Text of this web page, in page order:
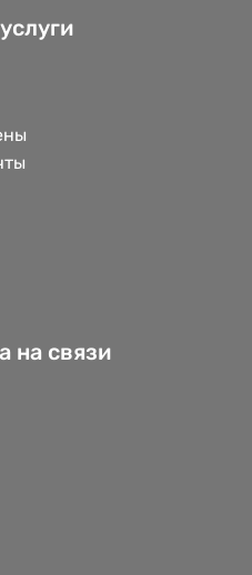
на связи